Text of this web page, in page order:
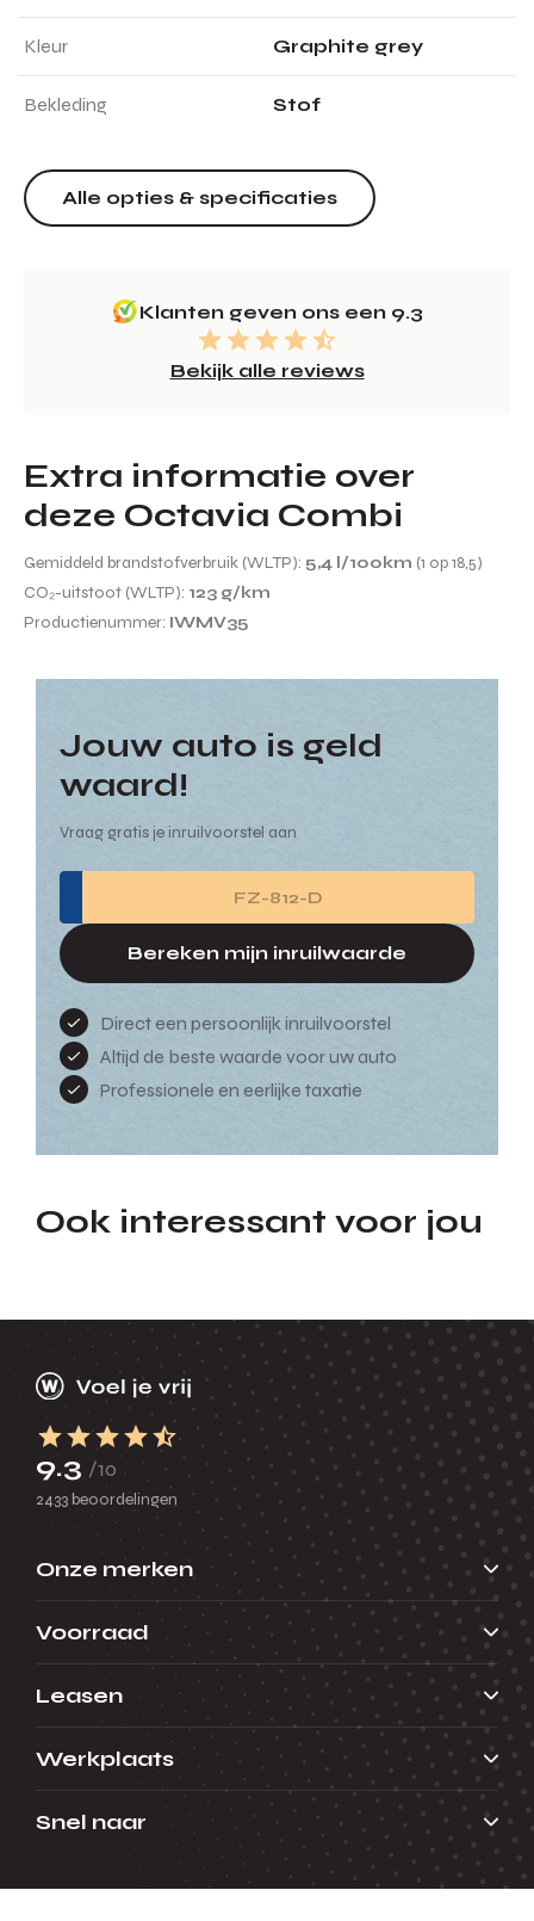
Kleur Graphite grey
Bekleding Stof
Alle opties & specificaties
Klanten geven ons een 9.3
Bekijk alle reviews
Extra informatie over
deze Octavia Combi
Gemiddeld brandstofverbruik (WLTP): 5,4 l/100km (1 op 18,5)
CO₂-uitstoot (WLTP): 123 g/km
Productienummer: IWMV35
Jouw auto is geld
waard!
Vraag gratis je inruilvoorstel aan
Bereken mijn inruilwaarde
Direct een persoonlijk inruilvoorstel
Altijd de beste waarde voor uw auto
Professionele en eerlijke taxatie
Ook interessant voor jou
9.3 /10
2433 beoordelingen
Onze merken
Voorraad
Leasen
Werkplaats
Snel naar